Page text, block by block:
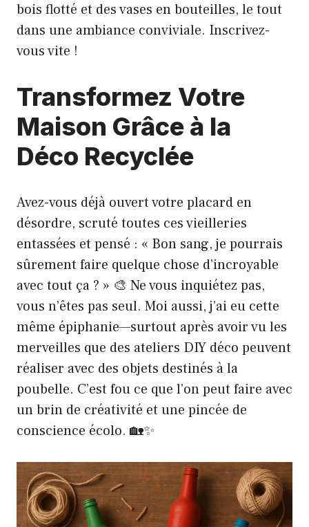
bois flotté et des vases en bouteilles, le tout
dans une ambiance conviviale. Inscrivez-
vous vite !
Transformez Votre
Maison Grâce à la
Déco Recyclée
Avez-vous déjà ouvert votre placard en
désordre, scruté toutes ces vieilleries
entassées et pensé : « Bon sang, je pourrais
sûrement faire quelque chose d’incroyable
avec tout ça ? » 🎨 Ne vous inquiétez pas,
vous n’êtes pas seul. Moi aussi, j’ai eu cette
même épiphanie—surtout après avoir vu les
merveilles que des ateliers DIY déco peuvent
réaliser avec des objets destinés à la
poubelle. C’est fou ce que l’on peut faire avec
un brin de créativité et une pincée de
conscience écolo. 🏡✨